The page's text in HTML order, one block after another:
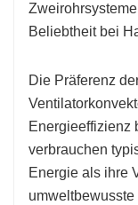
Beliebtheit bei
Die Präferenz
Energieeffizienz
verbrauchen
Energie als ihre